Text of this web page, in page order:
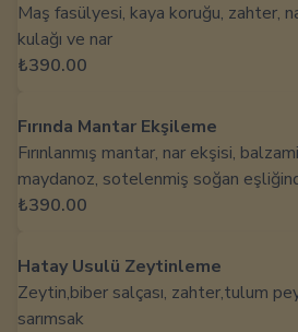
Maş fasülyesi, kaya koruğu, zahter,
kulağı ve nar
₺390.00
Fırında Mantar Ekşileme
Fırınlanmış mantar, nar ekşisi,
maydanoz, sotelenmiş soğan
₺390.00
Hatay Usulü Zeytinleme
Zeytin,biber salçası, zahter,tulum
sarımsak